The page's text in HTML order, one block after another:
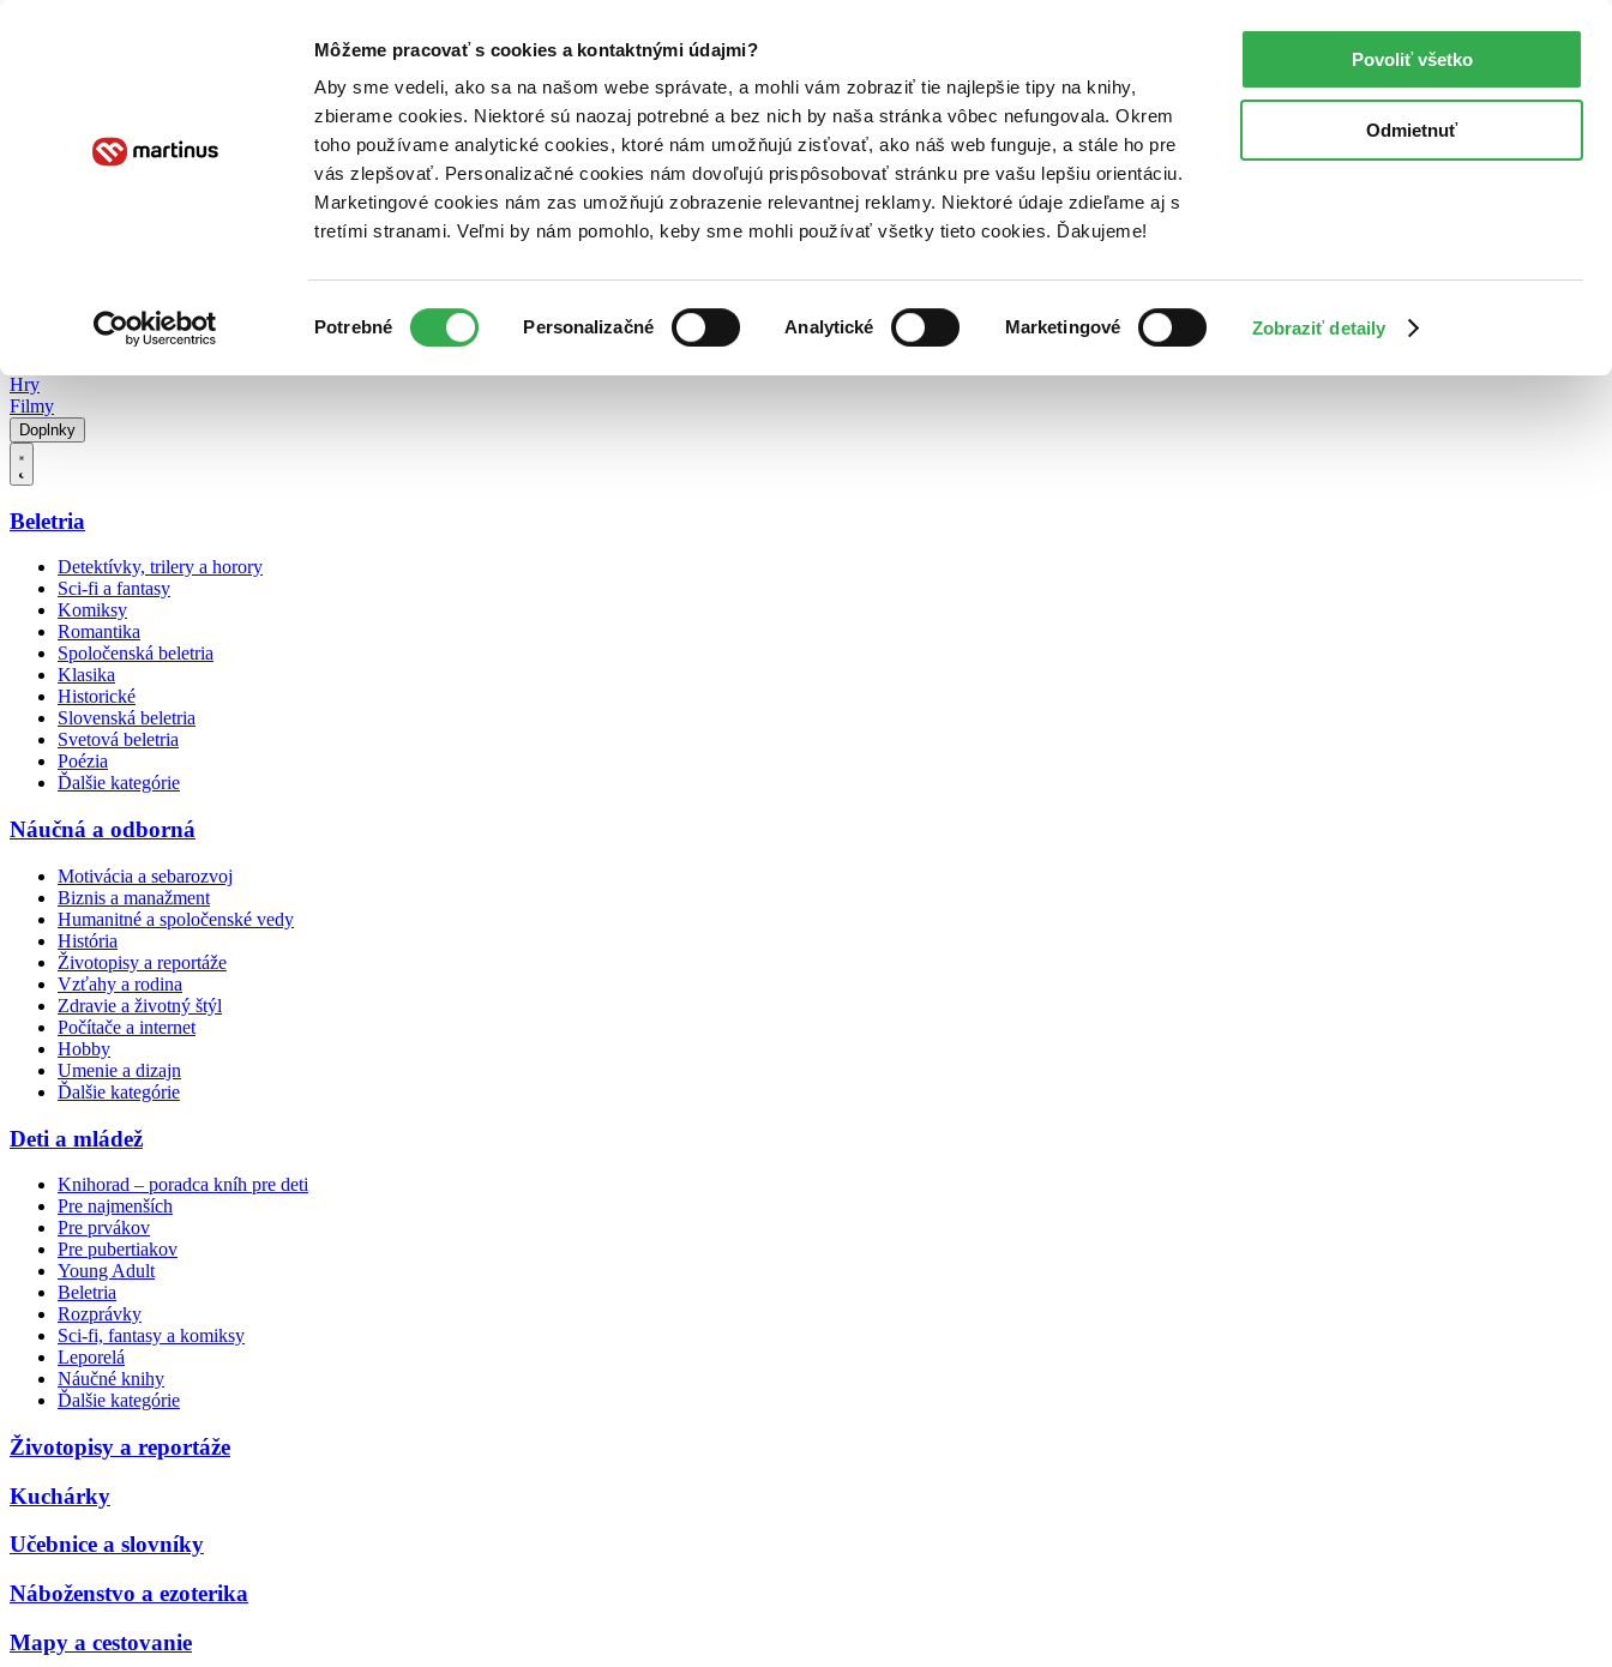
Môžeme pracovať s cookies a kontaktnými údajmi?
Aby sme vedeli, ako sa na našom webe správate, a mohli vám zobraziť tie najlepšie tipy na knihy,
zbierame cookies. Niektoré sú naozaj potrebné a bez nich by naša stránka vôbec nefungovala. Okrem
toho používame analytické cookies, ktoré nám umožňujú zisťovať, ako náš web funguje, a stále ho pre
vás zlepšovať. Personalizačné cookies nám dovoľujú prispôsobovať stránku pre vašu lepšiu orientáciu.
Marketingové cookies nám zas umožňujú zobrazenie relevantnej reklamy. Niektoré údaje zdieľame aj s
tretími stranami. Veľmi by nám pomohlo, keby sme mohli používať všetky tieto cookies. Ďakujeme!
súhlasu
Potrebné Personalizačné Analytické Marketingové Zobraziť detaily
Povoliť všetko
Odmietnuť
Poukážky Kontakt
Hry
Filmy
Doplnky
Beletria
Detektívky, trilery a horory
Sci-fi a fantasy
Komiksy
Romantika
Spoločenská beletria
Klasika
Historické
Slovenská beletria
Svetová beletria
Poézia
Ďalšie kategórie
Náučná a odborná
Motivácia a sebarozvoj
Biznis a manažment
Humanitné a spoločenské vedy
História
Životopisy a reportáže
Vzťahy a rodina
Zdravie a životný štýl
Počítače a internet
Hobby
Umenie a dizajn
Ďalšie kategórie
Deti a mládež
Knihorad – poradca kníh pre deti
Pre najmenších
Pre prvákov
Pre pubertiakov
Young Adult
Beletria
Rozprávky
Sci-fi, fantasy a komiksy
Leporelá
Náučné knihy
Ďalšie kategórie
Životopisy a reportáže
Kuchárky
Učebnice a slovníky
Náboženstvo a ezoterika
Mapy a cestovanie